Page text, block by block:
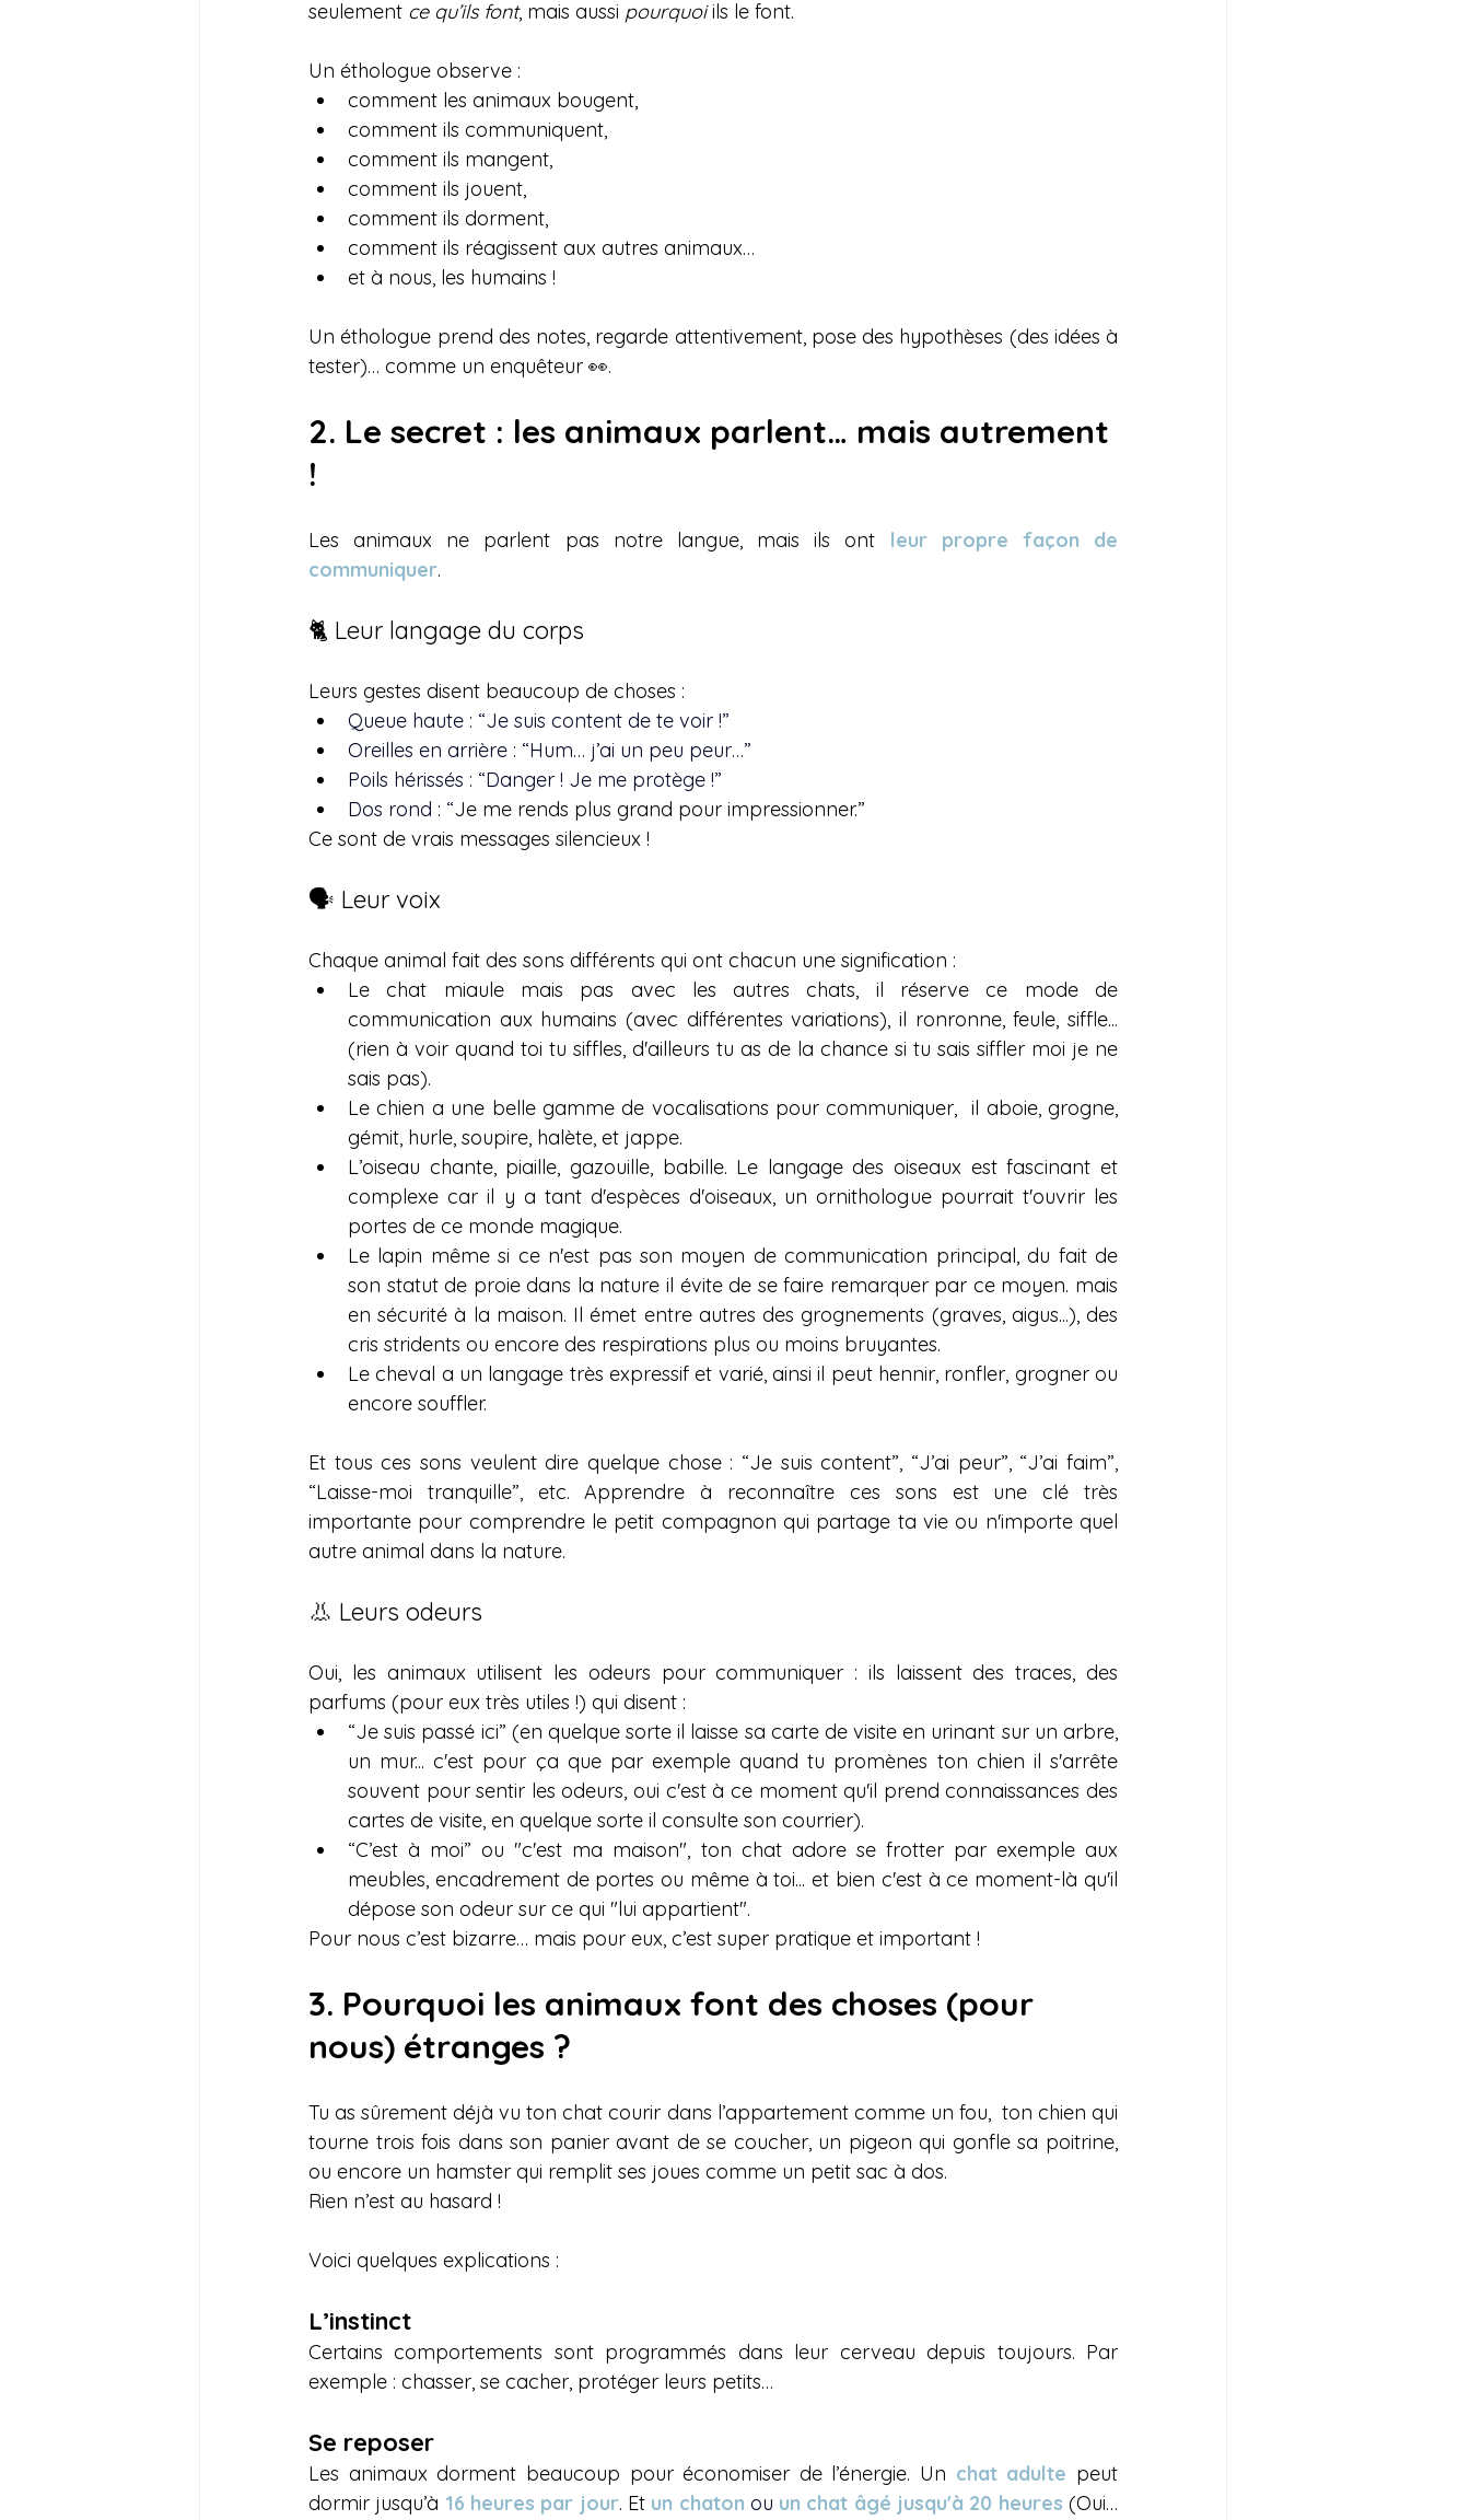
seulement ce qu’ils font, mais aussi pourquoi ils le font.
Un éthologue observe :
comment les animaux bougent,
comment ils communiquent,
comment ils mangent,
comment ils jouent,
comment ils dorment,
comment ils réagissent aux autres animaux…
et à nous, les humains !
Un éthologue prend des notes, regarde attentivement, pose des hypothèses (des idées à
tester)… comme un enquêteur 👀.
2. Le secret : les animaux parlent… mais autrement
!
Les animaux ne parlent pas notre langue, mais ils ont leur propre façon de
communiquer.
🐈 Leur langage du corps
Leurs gestes disent beaucoup de choses :
Queue haute : “Je suis content de te voir !”
Oreilles en arrière : “Hum… j’ai un peu peur…”
Poils hérissés : “Danger ! Je me protège !”
Dos rond : “Je me rends plus grand pour impressionner.”
Ce sont de vrais messages silencieux !
🗣️ Leur voix
Chaque animal fait des sons différents qui ont chacun une signification :
Le chat miaule mais pas avec les autres chats, il réserve ce mode de
communication aux humains (avec différentes variations), il ronronne, feule, siffle...
(rien à voir quand toi tu siffles, d'ailleurs tu as de la chance si tu sais siffler moi je ne
sais pas).
Le chien a une belle gamme de vocalisations pour communiquer,  il aboie, grogne,
gémit, hurle, soupire, halète, et jappe.
L’oiseau chante, piaille, gazouille, babille. Le langage des oiseaux est fascinant et
complexe car il y a tant d'espèces d'oiseaux, un ornithologue pourrait t'ouvrir les
portes de ce monde magique.
Le lapin même si ce n'est pas son moyen de communication principal, du fait de
son statut de proie dans la nature il évite de se faire remarquer par ce moyen. mais
en sécurité à la maison. Il émet entre autres des grognements (graves, aigus...), des
cris stridents ou encore des respirations plus ou moins bruyantes.
Le cheval a un langage très expressif et varié, ainsi il peut hennir, ronfler, grogner ou
encore souffler.
Et tous ces sons veulent dire quelque chose : “Je suis content”, “J’ai peur”, “J’ai faim”,
“Laisse-moi tranquille”, etc. Apprendre à reconnaître ces sons est une clé très
importante pour comprendre le petit compagnon qui partage ta vie ou n'importe quel
autre animal dans la nature.
👃 Leurs odeurs
Oui, les animaux utilisent les odeurs pour communiquer : ils laissent des traces, des
parfums (pour eux très utiles !) qui disent :
“Je suis passé ici” (en quelque sorte il laisse sa carte de visite en urinant sur un arbre,
un mur... c'est pour ça que par exemple quand tu promènes ton chien il s'arrête
souvent pour sentir les odeurs, oui c'est à ce moment qu'il prend connaissances des
cartes de visite, en quelque sorte il consulte son courrier).
“C’est à moi” ou "c'est ma maison", ton chat adore se frotter par exemple aux
meubles, encadrement de portes ou même à toi... et bien c'est à ce moment-là qu'il
dépose son odeur sur ce qui "lui appartient".
Pour nous c’est bizarre… mais pour eux, c’est super pratique et important !
3. Pourquoi les animaux font des choses (pour
nous) étranges ?
Tu as sûrement déjà vu ton chat courir dans l’appartement comme un fou,  ton chien qui
tourne trois fois dans son panier avant de se coucher, un pigeon qui gonfle sa poitrine,
ou encore un hamster qui remplit ses joues comme un petit sac à dos.
Rien n’est au hasard !
Voici quelques explications :
L’instinct
Certains comportements sont programmés dans leur cerveau depuis toujours. Par
exemple : chasser, se cacher, protéger leurs petits…
Se reposer
Les animaux dorment beaucoup pour économiser de l’énergie. Un chat adulte peut
dormir jusqu’à 16 heures par jour. Et un chaton ou un chat âgé jusqu'à 20 heures (Oui…